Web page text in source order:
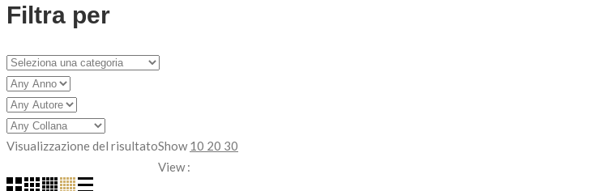
Filtra per
Visualizzazione del risultatoShow 10 20 30
View :